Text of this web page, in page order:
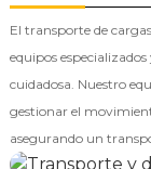
El transporte de
equipos
cuidadosa. Nuestro
gestionar el
asegurando un